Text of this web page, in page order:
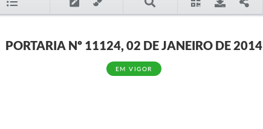
PORTARIA Nº 11124, 02 DE JANEIRO DE 2014
EM VIGOR